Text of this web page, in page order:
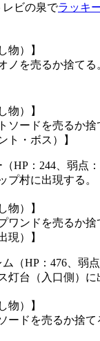
レビの泉でラッキ
物）】
ノを売るか捨てる
物）】
ソードを売るか捨
ト・ボス）】
HP：244、弱点
プ村に出現する。
物）】
ワンドを売るか捨
現）】
（HP：476、弱
灯台（入口側）に
物）】
ードを売るか捨て